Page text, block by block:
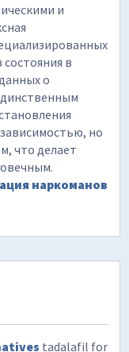
и
в
о
но
что делает
наркоманов
tadalafil for